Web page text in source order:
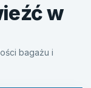
w
bagażu i